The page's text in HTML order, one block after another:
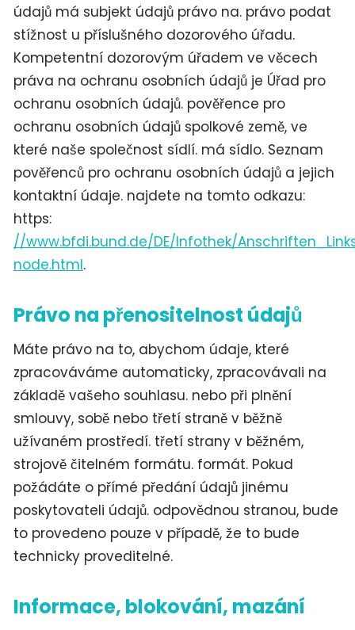
údajů má subjekt údajů právo na. právo podat
stížnost u příslušného dozorového úřadu.
Kompetentní dozorovým úřadem ve věcech
práva na ochranu osobních údajů je Úřad pro
ochranu osobních údajů. pověřence pro
ochranu osobních údajů spolkové země, ve
které naše společnost sídlí. má sídlo. Seznam
pověřenců pro ochranu osobních údajů a jejich
kontaktní údaje. najdete na tomto odkazu:
https:
//www.bfdi.bund.de/DE/Infothek/
node.html.
Právo na přenositelnost údajů
Máte právo na to, abychom údaje, které
zpracováváme automaticky, zpracovávali na
základě vašeho souhlasu. nebo při plnění
smlouvy, sobě nebo třetí straně v běžně
užívaném prostředí. třetí strany v běžném,
strojově čitelném formátu. formát. Pokud
požádáte o přímé předání údajů jinému
poskytovateli údajů. odpovědnou stranou, bude
to provedeno pouze v případě, že to bude
technicky proveditelné.
Informace, blokování, mazání